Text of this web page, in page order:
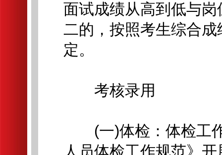
面试成绩从高到低与
二的，按照考生综合
定。
考核录用
(一)体检：体检工作
人员体检工作规范》